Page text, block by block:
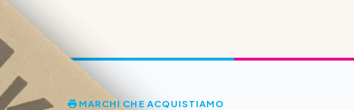
MARCHI CHE ACQUISTIAMO